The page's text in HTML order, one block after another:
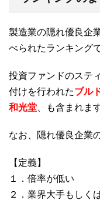
製造業の隠れ優良企
べられたランキング
投資ファンドのステ
付けを行われたブル
和光堂
も含まれま
なお、隠れ優良企業
【定義】
１．倍率が低い
２．業界大手もしく